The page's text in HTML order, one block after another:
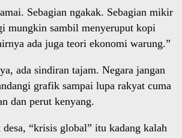
Sebagian ngakak. Sebagian mikir
mungkin sambil menyeruput kopi
ada juga teori ekonomi warung.”
ada sindiran tajam. Negara jangan
grafik sampai lupa rakyat cuma
dan perut kenyang.
“krisis global” itu kadang kalah